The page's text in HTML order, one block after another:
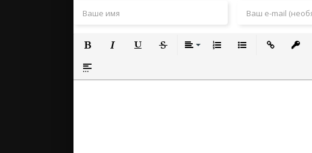
Полужирный
Вставка спойлера